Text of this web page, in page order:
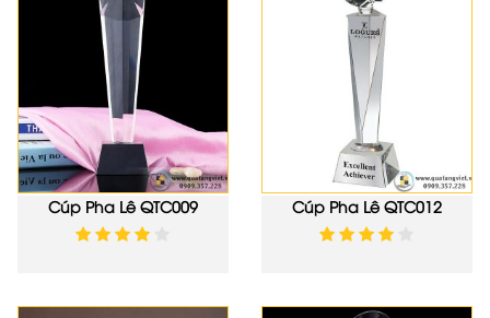
Cúp Pha Lê QTC009 Cúp Pha Lê QTC012